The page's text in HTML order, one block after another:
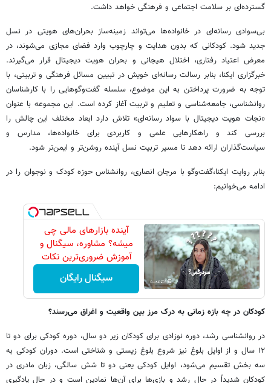
گسترده‌ای بر سلامت اجتماعی و فرهنگی خواهد داشت.
بی‌سوادی رسانه‌ای در خانواده‌ها می‌تواند زمینه‌ساز بحران‌های هویتی در نسل
جدید شود. کودکانی که بدون هدایت و چارچوب وارد فضای مجازی می‌شوند، در
معرض اعتیاد رفتاری، اختلال هیجانی و بحران هویت دیجیتال قرار می‌گیرند.
خبرگزاری ایکنا، بنابر رسالت رسانه‌ای خویش در تبیین مسائل فرهنگی و تربیتی، با
توجه به ضرورت پرداختن به این موضوع، سلسله گفت‌وگوهایی را با کارشناسان
روانشناسی، جامعه‌شناسی و تعلیم و تربیت آغاز کرده است. این مجموعه با عنوان
«نجات هویت دیجیتال با سواد رسانه‌ای» تلاش دارد ابعاد مختلف این چالش را
بررسی کند و راهکارهایی علمی و کاربردی برای خانواده‌ها، مدارس و
سیاست‌گذاران ارائه دهد تا مسیر تربیت نسل آینده روشن‌تر و ایمن‌تر شود.
بنابر روایت ایکنا،گفت‌وگو با مرجان انصاری، روانشناس حوزه کودک و نوجوان را در
ادامه می‌خوانیم:
آینده بازارهای مالی چی
‌میشه؟ مشاوره، سیگنال و
آموزش ضروری‌ترین نکات
سیگنال رایگان
کودکان در چه بازه زمانی به درک مرز بین واقعیت و اغراق می‌رسند؟
در روانشناسی رشد، دوره نوزادی برای کودکان زیر دو سال، دوره کودکی برای دو تا
۱۲ سال و از اوایل بلوغ نیز شروع بلوغ زیستی و شناختی است. دوران کودکی به
سه بخش تقسیم می‌شود، اوایل کودکی یعنی دو تا شش سالگی، زبان مادری در
کودکان شدیداً در حال رشد و بازی‌ها برای آن‌ها نمادین است و در حال یادگیری